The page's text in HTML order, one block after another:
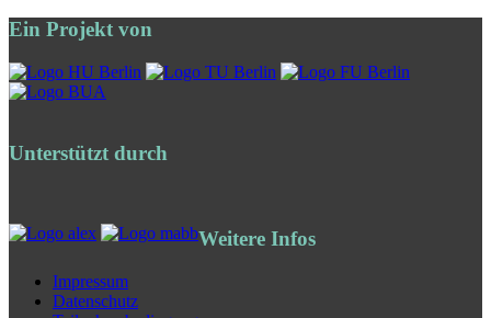
Ein Projekt von
Unterstützt durch
Weitere Infos
Impressum
Datenschutz